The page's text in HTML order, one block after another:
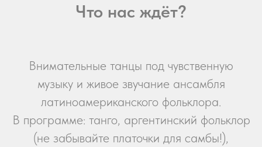
Что нас ждёт?
Внимательные танцы под чувственную
музыку и живое звучание ансамбля
латиноамериканского фольклора.
В программе: танго, аргентинский фольклор
(не забывайте платочки для самбы!),